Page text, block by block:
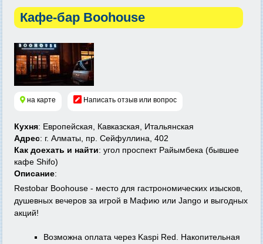
Кафе-бар Boohouse
на карте Написать отзыв или вопрос
Кухня: Европейская, Кавказская, Итальянская
Адрес: г. Алматы, пр. Сейфуллина, 402
Как доехать и найти: угол проспект Райымбека (бывшее
кафе Shifo)
Описание:
Restobar Boohouse - место для гастрономических изысков,
душевных вечеров за игрой в Мафию или Jango и выгодных
акций!
Возможна оплата через Kaspi Red. Накопительная